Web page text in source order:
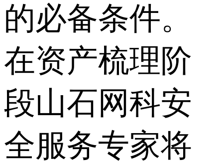
的必备条件。
在资产梳理阶
段山石网科安
全服务专家将